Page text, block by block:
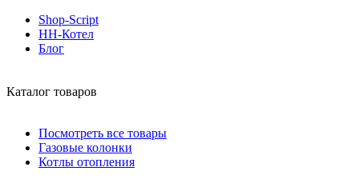
Shop-Script
НН-Котел
Блог
Каталог товаров
Посмотреть все товары
Газовые колонки
Котлы отопления